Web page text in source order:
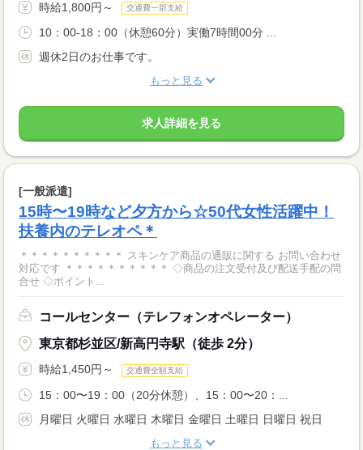
時給1,800円～ 交通費一部支給
10：00-18：00（休憩60分）実働7時間00分 ...
週休2日のお仕事です。
もっと見る
求人詳細を見る
[一般派遣]
15時〜19時など夕方から☆50代女性活躍中！
扶養内のテレオペ＊
＊＊＊＊＊＊＊＊＊＊ スキンケア商品の通販に関する お問い合わせ
対応です ＊＊＊＊＊＊＊＊＊＊ ◇商品の注文受付及び配送手配の問
合せ ◇ポイント...
コールセンター（テレフォンオペレーター）
東京都杉並区/新高円寺駅（徒歩 2分）
時給1,450円～ 交通費全額支給
15：00〜19：00（20分休憩）、15：00〜20：...
月曜日 火曜日 水曜日 木曜日 金曜日 土曜日 日曜日 祝日
もっと見る